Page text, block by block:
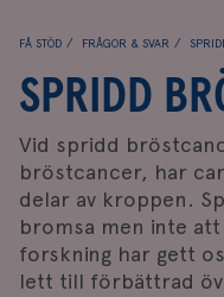
FÅ STÖD FRÅGOR & SVAR
SPRIDD
Vid spridd
bröstcancer, har
delar av kroppen.
bromsa men inte
forskning har gett
lett till förbättrad